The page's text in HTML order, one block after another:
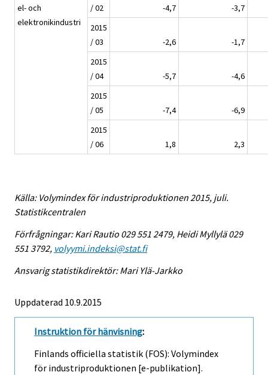
el- och
elektronikindustri
/ 02
-4,7
-3,7
2015
/ 03
-2,6
-1,7
2015
/ 04
-5,7
-4,6
2015
/ 05
-7,4
-6,9
2015
/ 06
1,8 2,3
Källa: Volymindex för industriproduktionen 2015, juli.
Statistikcentralen
Förfrågningar: Kari Rautio 029 551 2479, Heidi Myllylä 029
551 3792, volyymi.indeksi@stat.fi
Ansvarig statistikdirektör: Mari Ylä-Jarkko
Uppdaterad 10.9.2015
Instruktion för hänvisning:
Finlands officiella statistik (FOS): Volymindex
för industriproduktionen [e-publikation].